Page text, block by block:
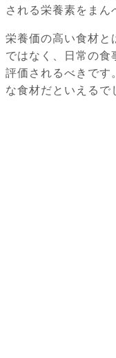
される栄養素をまん
栄養価の高い食材と
ではなく、日常の食
評価されるべきです
な食材だといえるで